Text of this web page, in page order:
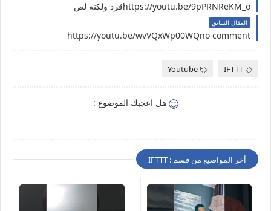
https://youtu.be/9pPRNReKM_oقرد ولكنه لص
المقال السابق
https://youtu.be/wvVQxWp00WQno comment
IFTTT
Youtube
هل اعجبك الموضوع :
أخر المواضيع من قسم : IFTTT